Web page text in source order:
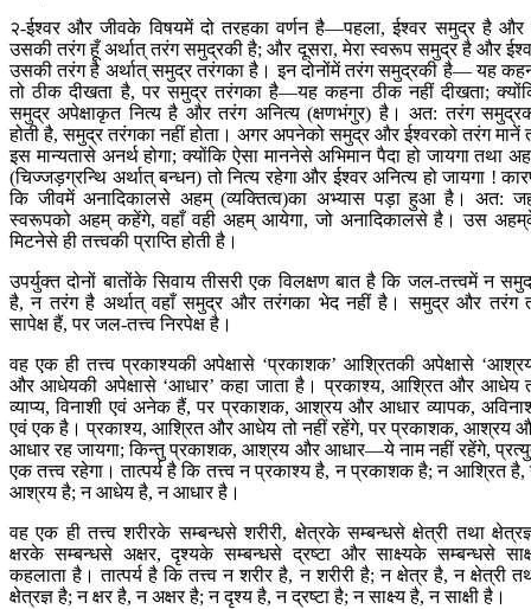
२-ईश्वर और जीवके विषयमें दो तरहका वर्णन है—पहला, ईश्वर समुद्र है और
उसकी तरंग हूँ अर्थात् तरंग समुद्रकी है; और दूसरा, मेरा स्वरूप समुद्र है और
उसकी तरंग है अर्थात् समुद्र तरंगका है। इन दोनोंमें तरंग समुद्रकी है— यह
तो ठीक दीखता है, पर समुद्र तरंगका है—यह कहना ठीक नहीं दीखता;
समुद्र अपेक्षाकृत नित्य है और तरंग अनित्य (क्षणभंगुर) है। अत: तरंग
होती है, समुद्र तरंगका नहीं होता। अगर अपनेको समुद्र और ईश्वरको तरंग मानें
इस मान्यतासे अनर्थ होगा; क्योंकि ऐसा माननेसे अभिमान पैदा हो जायगा तथा
(चिज्जड़ग्रन्थि अर्थात् बन्धन) तो नित्य रहेगा और ईश्वर अनित्य हो जायगा !
कि जीवमें अनादिकालसे अहम् (व्यक्तित्व)का अभ्यास पड़ा हुआ है। अत:
स्वरूपको अहम् कहेंगे, वहाँ वही अहम् आयेगा, जो अनादिकालसे है। उस
मिटनेसे ही तत्त्वकी प्राप्ति होती है।
उपर्युक्त दोनों बातोंके सिवाय तीसरी एक विलक्षण बात है कि जल-तत्त्वमें न
है, न तरंग है अर्थात् वहाँ समुद्र और तरंगका भेद नहीं है। समुद्र और तरंग
सापेक्ष हैं, पर जल-तत्त्व निरपेक्ष है।
वह एक ही तत्त्व प्रकाश्यकी अपेक्षासे ‘प्रकाशक’ आश्रितकी अपेक्षासे
और आधेयकी अपेक्षासे ‘आधार’ कहा जाता है। प्रकाश्य, आश्रित और आधेय
व्याप्य, विनाशी एवं अनेक हैं, पर प्रकाशक, आश्रय और आधार व्यापक,
एवं एक है। प्रकाश्य, आश्रित और आधेय तो नहीं रहेंगे, पर प्रकाशक, आश्रय
आधार रह जायगा; किन्तु प्रकाशक, आश्रय और आधार—ये नाम नहीं रहेंगे,
एक तत्त्व रहेगा। तात्पर्य है कि तत्त्व न प्रकाश्य है, न प्रकाशक है; न आश्रित है,
आश्रय है; न आधेय है, न आधार है।
वह एक ही तत्त्व शरीरके सम्बन्धसे शरीरी, क्षेत्रके सम्बन्धसे क्षेत्री तथा
क्षरके सम्बन्धसे अक्षर, दृश्यके सम्बन्धसे द्रष्टा और साक्ष्यके सम्बन्धसे
कहलाता है। तात्पर्य है कि तत्त्व न शरीर है, न शरीरी है; न क्षेत्र है, न क्षेत्री
क्षेत्रज्ञ है; न क्षर है, न अक्षर है; न दृश्य है, न द्रष्टा है; न साक्ष्य है, न साक्षी है।